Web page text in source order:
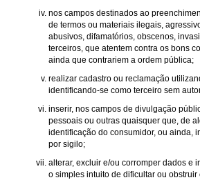
nos campos destinados ao
de termos ou materiais ilegais,
abusivos, difamatórios, obscenos,
terceiros, que atentem contra os bons
ainda que contrariem a ordem pública;
realizar cadastro ou reclamação
identificando-se como terceiro sem
inserir, nos campos de divulgação
pessoais ou outras quaisquer que, de
identificação do consumidor, ou ainda,
por sigilo;
alterar, excluir e/ou corromper dados e
o simples intuito de dificultar ou